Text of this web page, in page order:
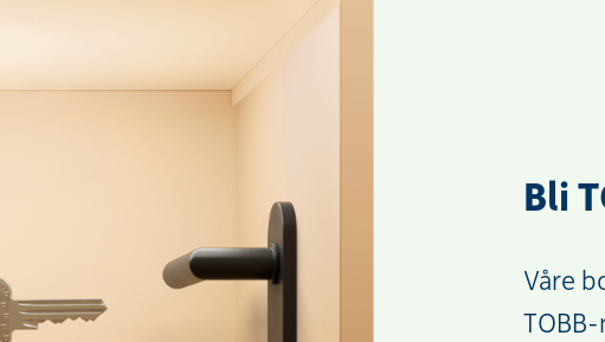
Bli
Våre